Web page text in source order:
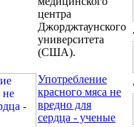
центра
Джорджтаунского
университета
(США).
Употребление
красного мяса не
вредно для
сердца - ученые